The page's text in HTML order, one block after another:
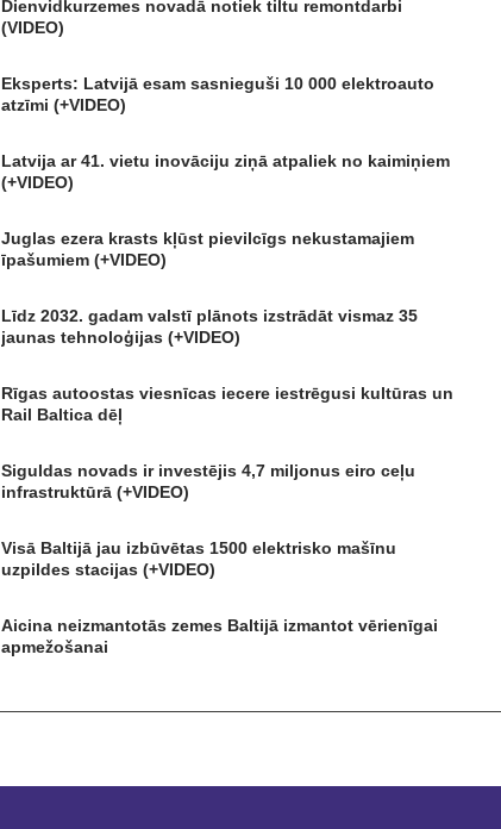
Dienvidkurzemes novadā notiek tiltu remontdarbi
(VIDEO)
Eksperts: Latvijā esam sasnieguši 10 000 elektroauto
atzīmi (+VIDEO)
Latvija ar 41. vietu inovāciju ziņā atpaliek no kaimiņiem
(+VIDEO)
Juglas ezera krasts kļūst pievilcīgs nekustamajiem
īpašumiem (+VIDEO)
Līdz 2032. gadam valstī plānots izstrādāt vismaz 35
jaunas tehnoloģijas (+VIDEO)
Rīgas autoostas viesnīcas iecere iestrēgusi kultūras un
Rail Baltica dēļ
Siguldas novads ir investējis 4,7 miljonus eiro ceļu
infrastruktūrā (+VIDEO)
Visā Baltijā jau izbūvētas 1500 elektrisko mašīnu
uzpildes stacijas (+VIDEO)
Aicina neizmantotās zemes Baltijā izmantot vērienīgai
apmežošanai